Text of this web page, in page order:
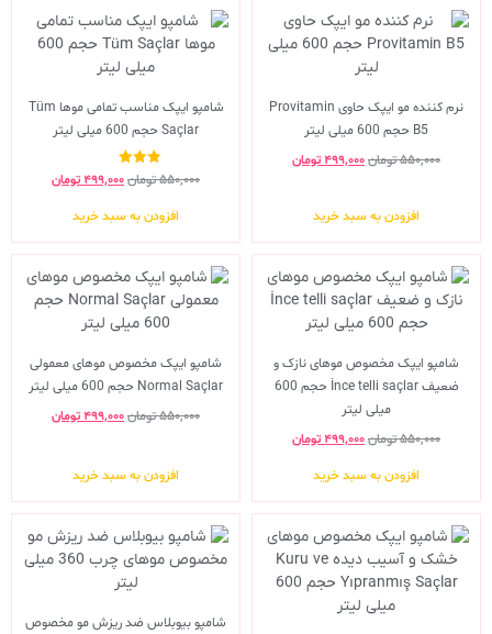
نرم کننده مو ایپک حاوی Provitamin
B5 حجم 600 میلی لیتر
۵۵۰,۰۰۰تومان۴۹۹,۰۰۰تومان
افزودن به سبد خرید
شامپو ایپک مناسب تمامی موها Tüm
Saçlar حجم 600 میلی لیتر
نمره
3.00
۵۵۰,۰۰۰تومان۴۹۹,۰۰۰تومان
افزودن به سبد خرید
شامپو ایپک مخصوص موهای نازک و
ضعیف İnce telli saçlar حجم 600
میلی لیتر
۵۵۰,۰۰۰تومان۴۹۹,۰۰۰تومان
افزودن به سبد خرید
شامپو ایپک مخصوص موهای معمولی
Normal Saçlar حجم 600 میلی لیتر
۵۵۰,۰۰۰تومان۴۹۹,۰۰۰تومان
افزودن به سبد خرید
شامپو بیوبلاس ضد ریزش مو مخصوص